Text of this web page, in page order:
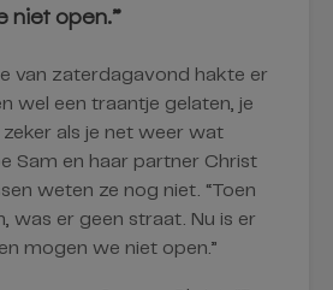
niet open.”
van zaterdagavond hakte er
wel een traantje gelaten, je
als je net weer wat
Sam en haar partner Christ
weten ze nog niet. “Toen
was er geen straat. Nu is er
mogen we niet open.”